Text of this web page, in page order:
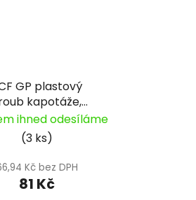
GP plastový
kapotáže,
samec
ihned odesíláme
(3 ks)
Kč bez DPH
81 Kč